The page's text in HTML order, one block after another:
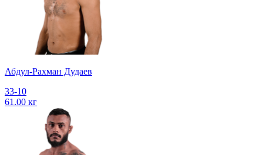
Абдул-Рахман Дудаев
33-10
61.00 кг